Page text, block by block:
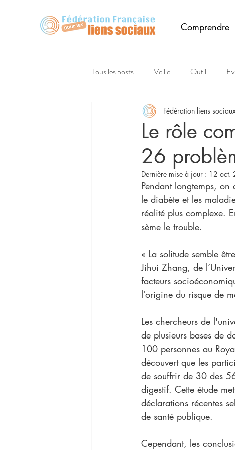
Comprendre
Tous les posts Veille Outil
Le rôle
26
Fédération liens
Dernière mise à jour : 12 oct.
Pendant longtemps,
le diabète et les
réalité plus complexe.
sème le trouble.
« La solitude semble
Jihui Zhang, de
facteurs
l’origine du risque de
Les chercheurs de
de plusieurs bases de
100 personnes au
découvert que les
de souffrir de 30 des
digestif. Cette étude
déclarations récentes
de santé publique.
Cependant, les